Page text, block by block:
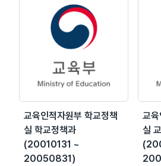
교육인적자원부 학교정책
실 학교정책과
(20010131 ~
20050831)
교
실